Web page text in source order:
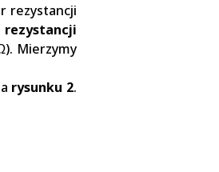
rezystancji
rezystancji
Mierzymy
rysunku 2.